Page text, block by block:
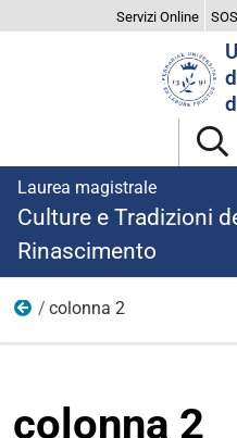
Servizi Online SOS
Laurea magistrale
Culture e Tradizioni
Rinascimento
dopo laurea
colonna 2
colonna 2